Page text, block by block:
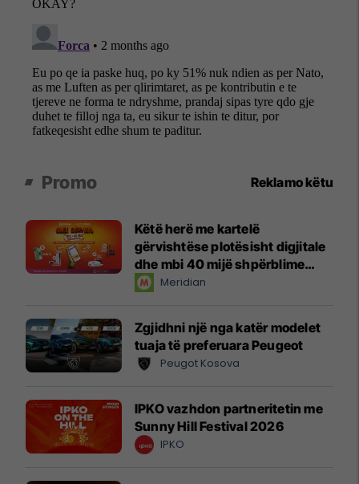
Promo Reklamo këtu
Këtë herë me kartelë
gërvishtëse plotësisht digjitale
dhe mbi 40 mijë shpërblime
instant!Meridian
Zgjidhni një nga katër modelet
tuaja të preferuara Peugeot
Peugot Kosova
IPKO vazhdon partneritetin me
Sunny Hill Festival 2026
IPKO